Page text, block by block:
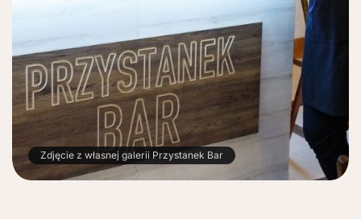
Zdjęcie z własnej galerii Przystanek Bar